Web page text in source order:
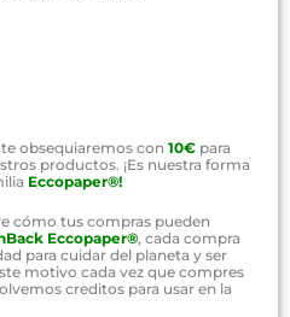
obsequiaremos con 10€ para
productos. ¡Es nuestra forma
Eccopaper®!
cómo tus compras pueden
Eccopaper®, cada compra
para cuidar del planeta y ser
motivo cada vez que compres
creditos para usar en la